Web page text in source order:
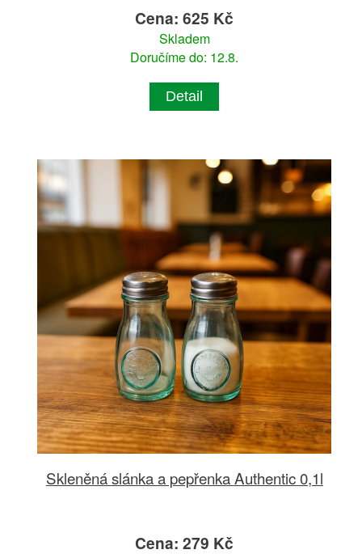
Cena: 625 Kč
Skladem
Doručíme do: 12.8.
Detail
Skleněná slánka a pepřenka Authentic 0,1l
Cena: 279 Kč